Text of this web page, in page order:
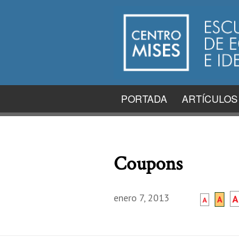
PORTADA ARTÍCULOS
Coupons
enero 7, 2013 A A A